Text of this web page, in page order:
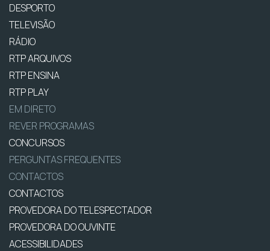
DESPORTO
TELEVISÃO
RÁDIO
RTP ARQUIVOS
RTP ENSINA
RTP PLAY
EM DIRETO
REVER PROGRAMAS
CONCURSOS
PERGUNTAS FREQUENTES
CONTACTOS
CONTACTOS
PROVEDORA DO TELESPECTADOR
PROVEDORA DO OUVINTE
ACESSIBILIDADES